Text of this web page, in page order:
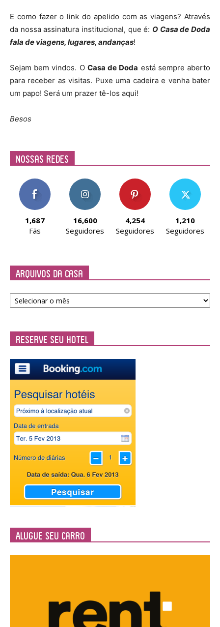
E como fazer o link do apelido com as viagens? Através
da nossa assinatura institucional, que é: O Casa de Doda
fala de viagens, lugares, andanças!
Sejam bem vindos. O Casa de Doda está sempre aberto
para receber as visitas. Puxe uma cadeira e venha bater
um papo! Será um prazer tê-los aqui!
Besos
Nossas Redes
1,687
Fãs
16,600
Seguidores
4,254
Seguidores
1,210
Seguidores
Arquivos da Casa
Arquivos
da
Reserve seu Hotel
Alugue seu Carro